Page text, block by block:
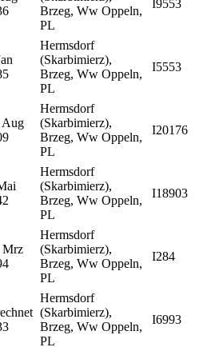
Brzeg, Ww Oppeln,
PL
I9553
Hermsdorf
(Skarbimierz),
Brzeg, Ww Oppeln,
PL
I5553
Aug
Hermsdorf
(Skarbimierz),
Brzeg, Ww Oppeln,
PL
I20176
Hermsdorf
(Skarbimierz),
Brzeg, Ww Oppeln,
PL
I18903
Mrz
Hermsdorf
(Skarbimierz),
Brzeg, Ww Oppeln,
PL
I284
Hermsdorf
(Skarbimierz),
Brzeg, Ww Oppeln,
PL
I6993